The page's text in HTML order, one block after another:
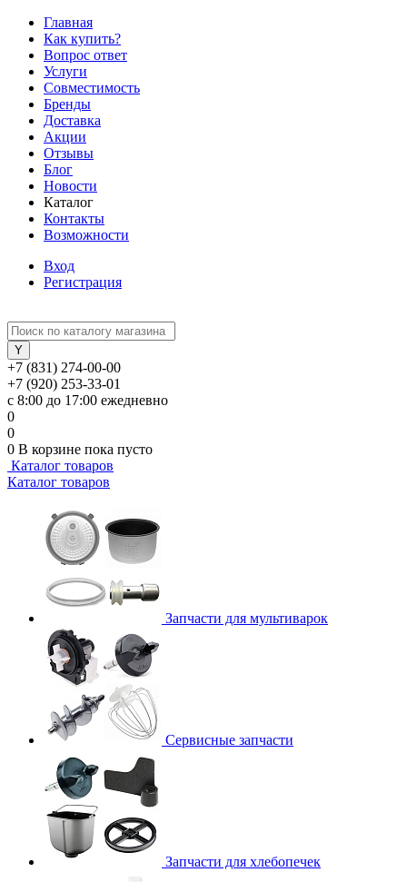
Главная
Как купить?
Вопрос ответ
Услуги
Совместимость
Бренды
Доставка
Акции
Отзывы
Блог
Новости
Каталог
Контакты
Возможности
Вход
Регистрация
+7 (831) 274-00-00
+7 (920) 253-33-01
с 8:00 до 17:00 ежедневно
0
0
0 В корзине пока пусто
Каталог товаров
Каталог товаров
Запчасти для мультиварок
Сервисные запчасти
Запчасти для хлебопечек